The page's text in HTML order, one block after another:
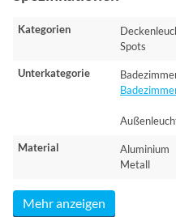
Kategorien
Spots
Unterkategorie
Material
Aluminium
Metall
Mehr anzeigen